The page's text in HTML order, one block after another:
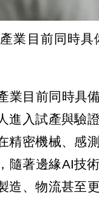
業目前同時
業目前同時具
進入試產與驗
精密機械、感
隨著邊緣AI技
造、物流甚至